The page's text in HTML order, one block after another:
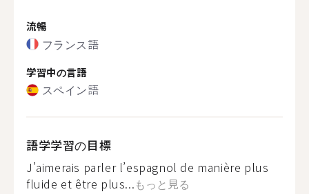
流暢
フランス語
学習中の言語
スペイン語
語学学習の目標
J’aimerais parler l’espagnol de manière plus
fluide et être plus...もっと見る